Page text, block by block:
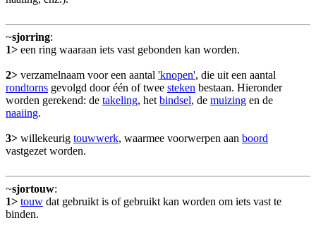
~sjorring:
1> een ring waaraan iets vast gebonden kan worden.
2> verzamelnaam voor een aantal 'knopen', die uit een aantal
rondtorns gevolgd door één of twee steken bestaan. Hieronder
worden gerekend: de takeling, het bindsel, de muizing en de
naaiing.
3> willekeurig touwwerk, waarmee voorwerpen aan boord
vastgezet worden.
~sjortouw:
1> touw dat gebruikt is of gebruikt kan worden om iets vast te
binden.